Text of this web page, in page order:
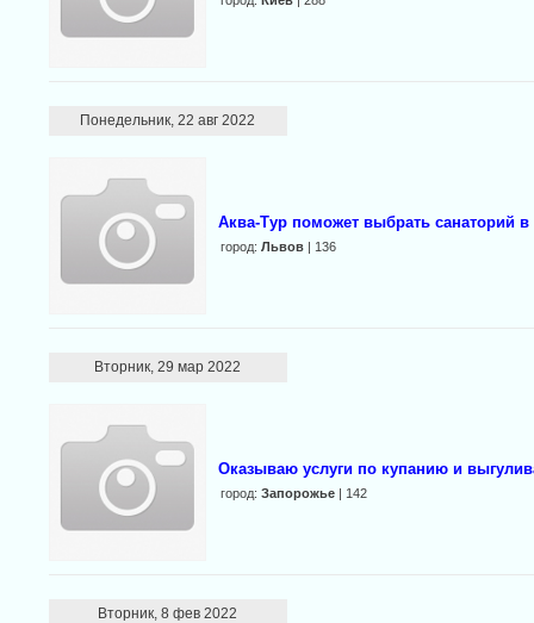
Понедельник, 22 авг 2022
Аква-Тур поможет выбрать санаторий в
город: Львов| 136
Вторник, 29 мар 2022
Оказываю услуги по купанию и
город: Запорожье| 142
Вторник, 8 фев 2022